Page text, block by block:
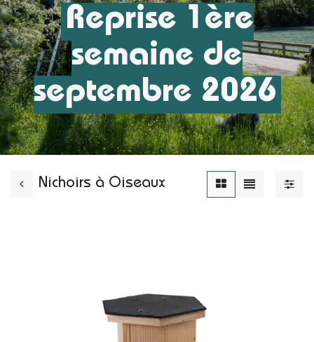
Reprise 1ère
semaine de
septembre 2026
Nichoirs à Oiseaux